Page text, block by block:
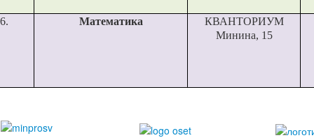
6. Математика
КВАНТОРИУМ
Минина, 15